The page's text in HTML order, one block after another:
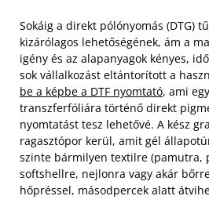
Sokáig a direkt pólónyomás (DTG)
kizárólagos lehetőségének, ám a
igény és az alapanyagok kényes,
sok vállalkozást eltántorított a
be a képbe a DTF nyomtató, ami
transzferfóliára történő direkt
nyomtatást tesz lehetővé. A kész
ragasztópor kerül, amit gél
szinte bármilyen textilre (pamutra,
softshellre, nejlonra vagy akár
hőpréssel, másodpercek alatt